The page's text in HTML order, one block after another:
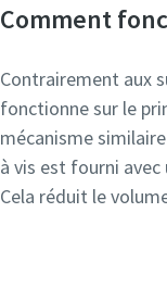
Comment
Contrairement aux
fonctionne sur le
mécanisme
à vis est fourni
Cela réduit le